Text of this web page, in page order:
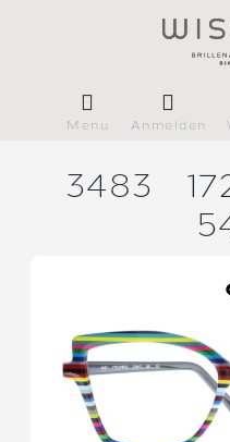
Menü Anmelden
3483